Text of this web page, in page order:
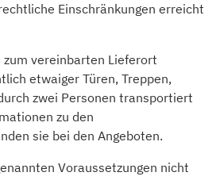
Einschränkungen erreicht
zum vereinbarten Lieferort
etwaiger Türen, Treppen,
zwei Personen transportiert
zu den
sie bei den Angeboten.
Voraussetzungen nicht